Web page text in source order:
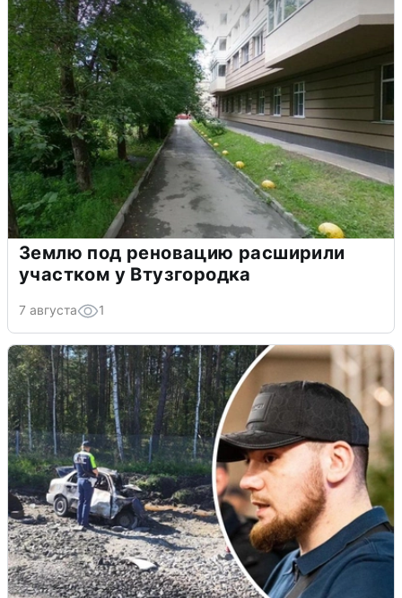
Землю под реновацию расширили
участком у Втузгородка
7 августа 1